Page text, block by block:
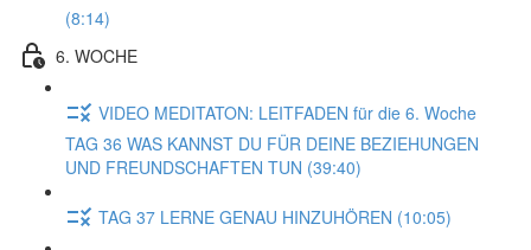
(8:14)
6. WOCHE
VIDEO MEDITATON: LEITFADEN für die 6. Woche
TAG 36 WAS KANNST DU FÜR DEINE BEZIEHUNGEN
UND FREUNDSCHAFTEN TUN (39:40)
TAG 37 LERNE GENAU HINZUHÖREN (10:05)